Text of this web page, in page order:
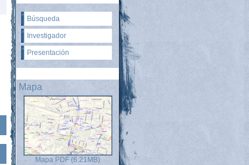
Búsqueda
Investigador
Presentación
Mapa
Mapa PDF (6.21MB)